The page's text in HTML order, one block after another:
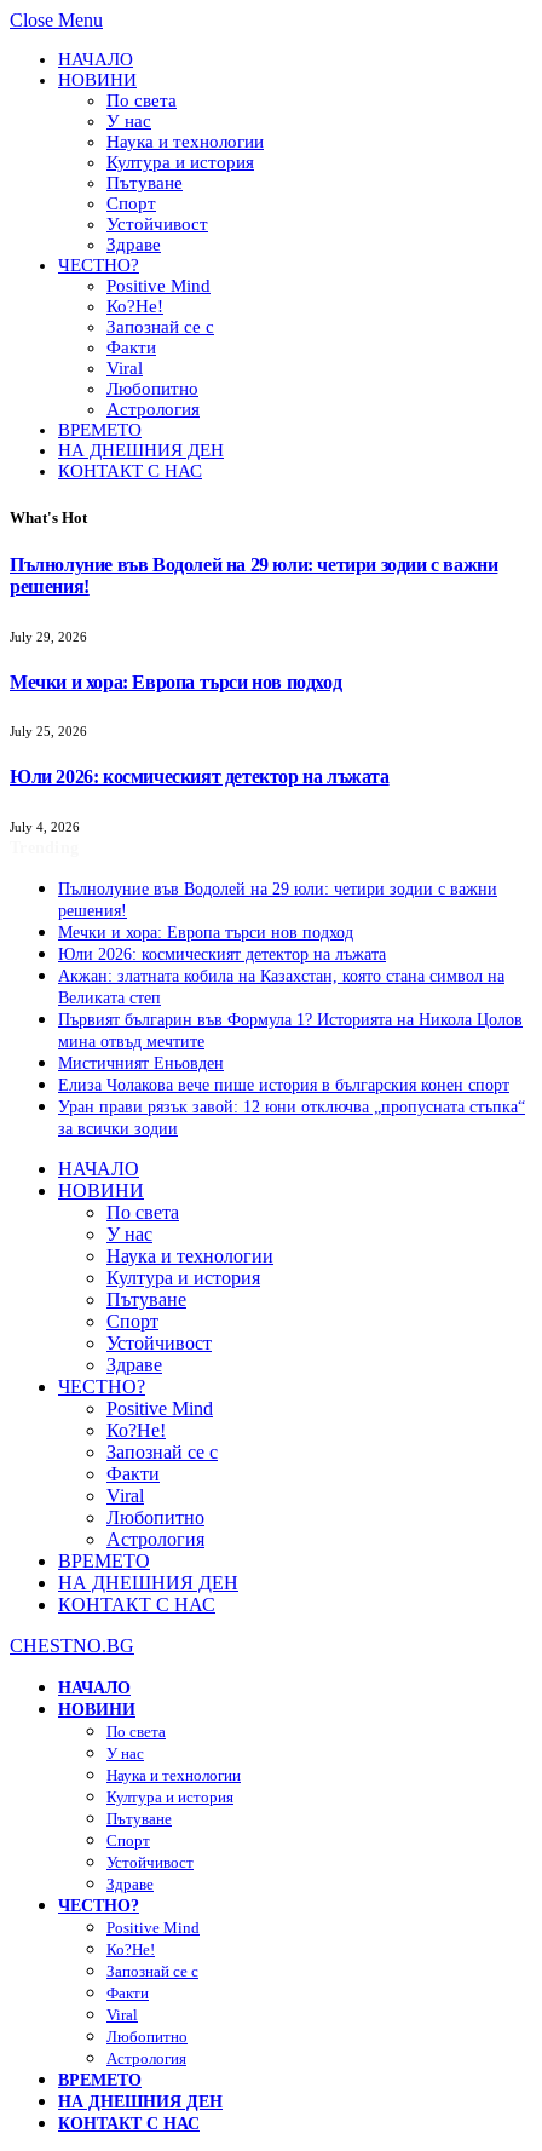
Close Menu
НАЧАЛО
НОВИНИ
По света
У нас
Наука и технологии
Култура и история
Пътуване
Спорт
Устойчивост
Здраве
ЧЕСТНО?
Positive Mind
Ко?Не!
Запознай се с
Факти
Viral
Любопитно
Астрология
ВРЕМЕТО
НА ДНЕШНИЯ ДЕН
КОНТАКТ С НАС
What's Hot
Пълнолуние във Водолей на 29 юли: четири зодии с важни
решения!
July 29, 2026
Мечки и хора: Европа търси нов подход
July 25, 2026
Юли 2026: космическият детектор на лъжата
July 4, 2026
Пълнолуние във Водолей на 29 юли: четири зодии с важни
решения!
Мечки и хора: Европа търси нов подход
Юли 2026: космическият детектор на лъжата
Акжан: златната кобила на Казахстан, която стана символ на
Великата степ
Първият българин във Формула 1? Историята на Никола Цолов
мина отвъд мечтите
Мистичният Eньовден
Елиза Чолакова вече пише история в българския конен спорт
Уран прави рязък завой: 12 юни отключва „пропусната стъпка“
за всички зодии
НАЧАЛО
НОВИНИ
По света
У нас
Наука и технологии
Култура и история
Пътуване
Спорт
Устойчивост
Здраве
ЧЕСТНО?
Positive Mind
Ко?Не!
Запознай се с
Факти
Viral
Любопитно
Астрология
ВРЕМЕТО
НА ДНЕШНИЯ ДЕН
КОНТАКТ С НАС
CHESTNO.BG
НАЧАЛО
НОВИНИ
По света
У нас
Наука и технологии
Култура и история
Пътуване
Спорт
Устойчивост
Здраве
ЧЕСТНО?
Positive Mind
Ко?Не!
Запознай се с
Факти
Viral
Любопитно
Астрология
ВРЕМЕТО
НА ДНЕШНИЯ ДЕН
КОНТАКТ С НАС